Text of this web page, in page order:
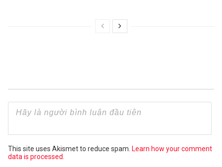
This site uses Akismet to reduce spam. Learn how your comment
data is processed.